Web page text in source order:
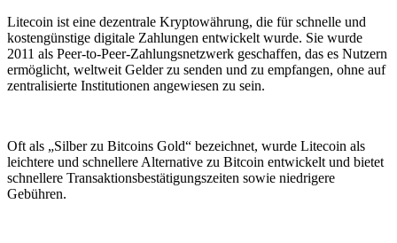
Litecoin ist eine dezentrale Kryptowährung, die für schnelle und
kostengünstige digitale Zahlungen entwickelt wurde. Sie wurde
2011 als Peer-to-Peer-Zahlungsnetzwerk geschaffen, das es Nutzern
ermöglicht, weltweit Gelder zu senden und zu empfangen, ohne auf
zentralisierte Institutionen angewiesen zu sein.
Oft als „Silber zu Bitcoins Gold“ bezeichnet, wurde Litecoin als
leichtere und schnellere Alternative zu Bitcoin entwickelt und bietet
schnellere Transaktionsbestätigungszeiten sowie niedrigere
Gebühren.